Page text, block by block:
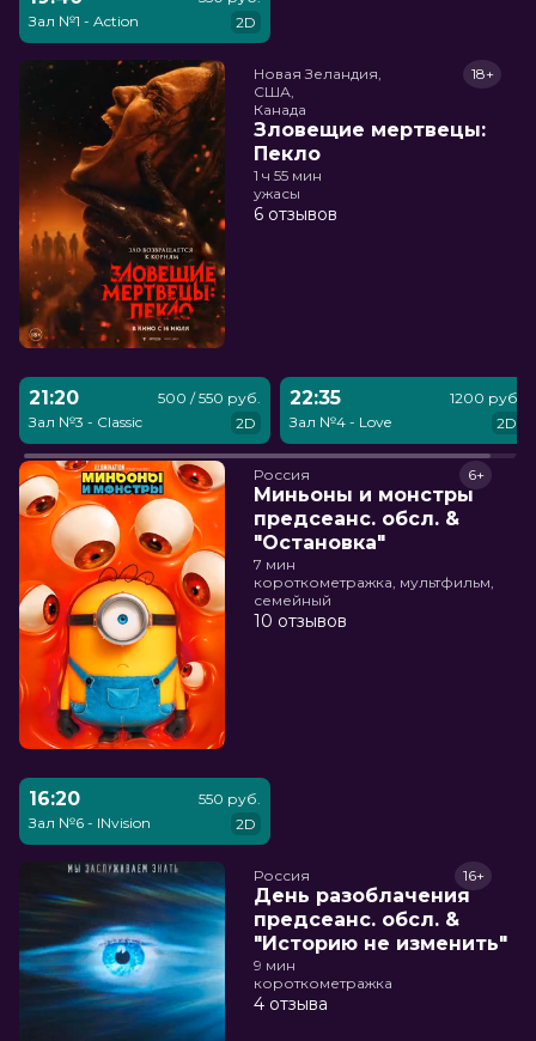
Зал №1 - Action
2D
Новая Зеландия,
США,
Канада
Зловещие мертвецы:
Пекло
18+
1 ч 55 мин
ужасы
6 отзывов
21:20
Зал №3 - Classic
500 / 550 руб.
2D
22:35
Зал №4 - Love
1200 руб.
2D
Россия
Миньоны и монстры
предсеанс. обсл. &
"Остановка"
6+
7 мин
короткометражка, мультфильм,
семейный
10 отзывов
16:20
Зал №6 - INvision
550 руб.
2D
Россия
День разоблачения
предсеанс. обсл. &
"Историю не изменить"
16+
9 мин
короткометражка
4 отзыва